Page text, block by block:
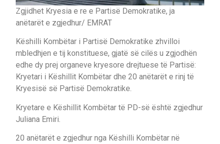
Zgjidhet Kryesia e re e Partisë Demokratike, ja
anëtarët e zgjedhur/ EMRAT
Këshilli Kombëtar i Partisë Demokratike zhvilloi
mbledhjen e tij konstituese, gjatë së cilës u zgjodhën
edhe dy prej organeve kryesore drejtuese të Partisë:
Kryetari i Këshillit Kombëtar dhe 20 anëtarët e rinj të
Kryesisë së Partisë Demokratike.
Kryetare e Këshillit Kombëtar të PD-së është zgjedhur
Juliana Emiri.
20 anëtarët e zgjedhur nga Këshilli Kombëtar në